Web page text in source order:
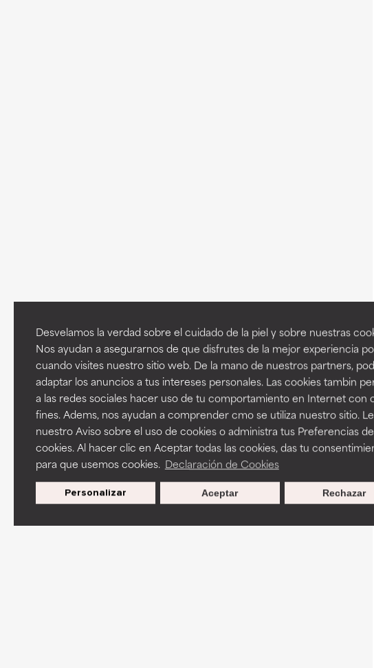
Desvelamos la verdad sobre el cuidado de la piel y sobre nuestras
Nos ayudan a asegurarnos de que disfrutes de la mejor experiencia
cuando visites nuestro sitio web. De la mano de nuestros partners,
adaptar los anuncios a tus intereses personales. Las cookies tambin
a las redes sociales hacer uso de tu comportamiento en Internet con
fines. Adems, nos ayudan a comprender cmo se utiliza nuestro sitio.
nuestro Aviso sobre el uso de cookies o administra tus Preferencias de
cookies. Al hacer clic en Aceptar todas las cookies, das tu
para que usemos cookies. Declaración de Cookies
Personalizar Rechazar
Aceptar